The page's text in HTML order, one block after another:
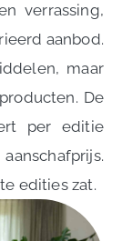
verrassing,
aanbod.
maar
De
per editie
edities zat.